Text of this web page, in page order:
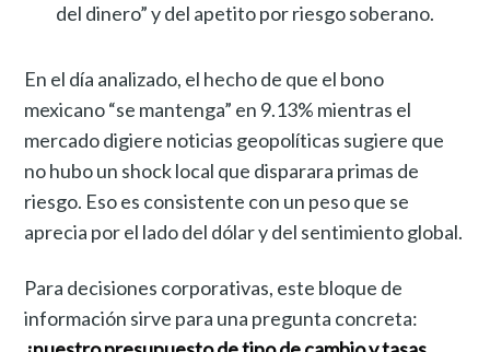
del dinero” y del apetito por riesgo soberano.
En el día analizado, el hecho de que el bono
mexicano “se mantenga” en 9.13% mientras el
mercado digiere noticias geopolíticas sugiere que
no hubo un shock local que disparara primas de
riesgo. Eso es consistente con un peso que se
aprecia por el lado del dólar y del sentimiento global.
Para decisiones corporativas, este bloque de
información sirve para una pregunta concreta: